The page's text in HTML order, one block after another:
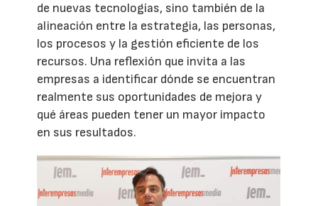
de nuevas tecnologías, sino también de la
alineación entre la estrategia, las personas,
los procesos y la gestión eficiente de los
recursos. Una reflexión que invita a las
empresas a identificar dónde se encuentran
realmente sus oportunidades de mejora y
qué áreas pueden tener un mayor impacto
en sus resultados.